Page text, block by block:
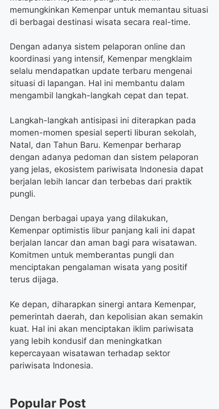
memungkinkan Kemenpar untuk memantau situasi
di berbagai destinasi wisata secara real-time.
Dengan adanya sistem pelaporan online dan
koordinasi yang intensif, Kemenpar mengklaim
selalu mendapatkan update terbaru mengenai
situasi di lapangan. Hal ini membantu dalam
mengambil langkah-langkah cepat dan tepat.
Langkah-langkah antisipasi ini diterapkan pada
momen-momen spesial seperti liburan sekolah,
Natal, dan Tahun Baru. Kemenpar berharap
dengan adanya pedoman dan sistem pelaporan
yang jelas, ekosistem pariwisata Indonesia dapat
berjalan lebih lancar dan terbebas dari praktik
pungli.
Dengan berbagai upaya yang dilakukan,
Kemenpar optimistis libur panjang kali ini dapat
berjalan lancar dan aman bagi para wisatawan.
Komitmen untuk memberantas pungli dan
menciptakan pengalaman wisata yang positif
terus dijaga.
Ke depan, diharapkan sinergi antara Kemenpar,
pemerintah daerah, dan kepolisian akan semakin
kuat. Hal ini akan menciptakan iklim pariwisata
yang lebih kondusif dan meningkatkan
kepercayaan wisatawan terhadap sektor
pariwisata Indonesia.
Popular Post